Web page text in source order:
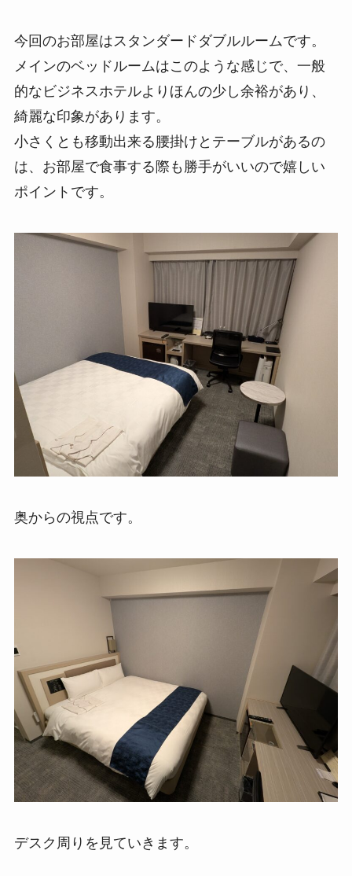
今回のお部屋はスタンダードダブルルームです。
メインのベッドルームはこのような感じで、一般
的なビジネスホテルよりほんの少し余裕があり、
綺麗な印象があります。
小さくとも移動出来る腰掛けとテーブルがあるの
は、お部屋で食事する際も勝手がいいので嬉しい
ポイントです。
奥からの視点です。
デスク周りを見ていきます。